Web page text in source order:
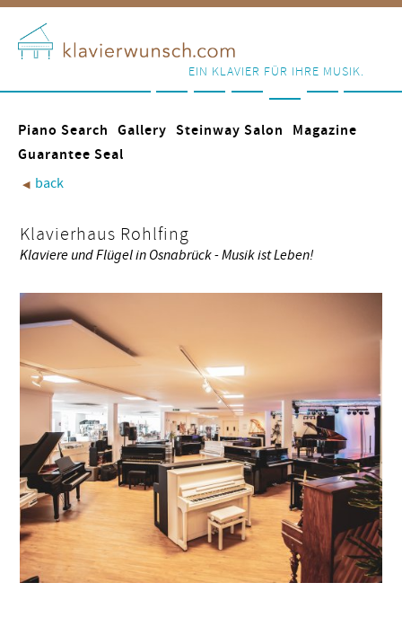
EIN KLAVIER FÜR IHRE MUSIK.
Piano Search Gallery Steinway Salon
Magazine
Guarantee Seal
◀︎ back
Klavierhaus Rohlfing
Klaviere und Flügel in Osnabrück - Musik ist Leben!